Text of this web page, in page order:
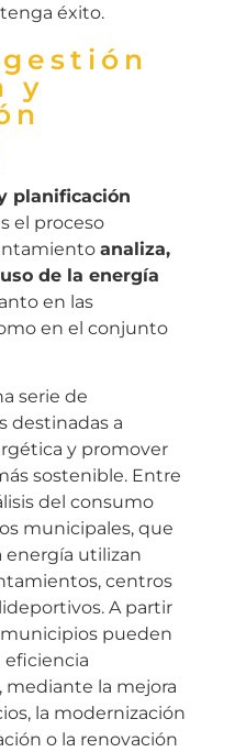
éxito.
y
planificación
el proceso
analiza,
de la energía
en las
en el conjunto
serie de
destinadas a
y promover
sostenible. Entre
del consumo
municipales, que
utilizan
centros
A partir
pueden
eficiencia
la mejora
la modernización
o la renovación